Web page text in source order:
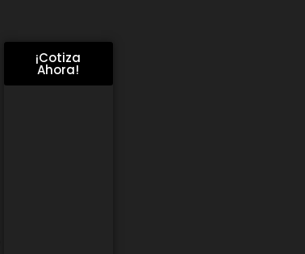
¡Cotiza
Ahora!